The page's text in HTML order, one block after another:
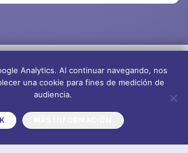
Analytics. Al continuar navegando, nos
una cookie para fines de medición de
audiencia.